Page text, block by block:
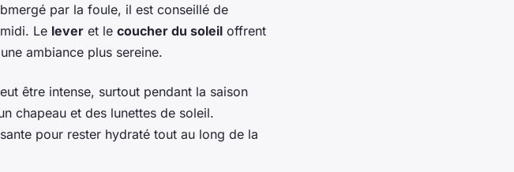
par la foule, il est conseillé de
Le lever et le coucher du soleil offrent
ambiance plus sereine.
être intense, surtout pendant la saison
chapeau et des lunettes de soleil.
pour rester hydraté tout au long de la